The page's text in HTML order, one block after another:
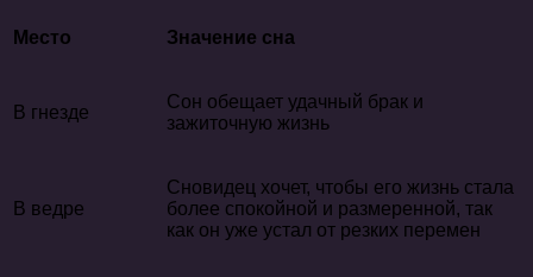
Место Значение сна
В гнезде
Сон обещает удачный брак и
зажиточную жизнь
В ведре
Сновидец хочет, чтобы его жизнь стала
более спокойной и размеренной, так
как он уже устал от резких перемен